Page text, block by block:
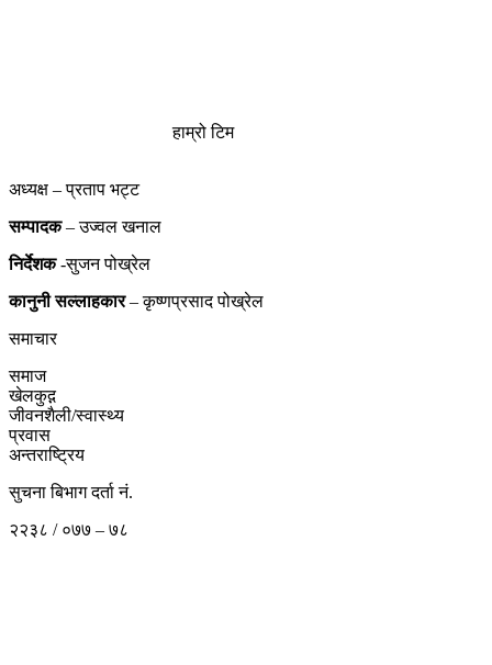
हाम्रो टिम
अध्यक्ष – प्रताप भट्ट
सम्पादक– उज्वल खनाल
निर्देशक-सुजन पोख्रेल
कानुनी सल्लाहकार– कृष्णप्रसाद पोख्रेल
समाचार
समाज
खेलकुद़़
जीवनशैली/स्वास्थ्य
प्रवास
अन्तराष्ट्रिय
सुचना बिभाग दर्ता नं.
२२३८ / ०७७ – ७८